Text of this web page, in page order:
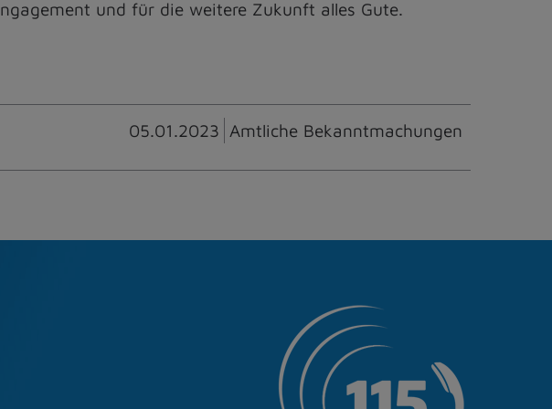
und für die weitere Zukunft alles Gute.
05.01.2023 Amtliche Bekanntmachungen